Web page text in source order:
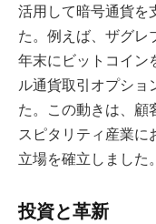
活用して暗号通貨を
た。例えば、ザグレ
年末にビットコイン
ル通貨取引オプショ
た。この動きは、顧
スピタリティ産業に
立場を確立しました。
投資と革新